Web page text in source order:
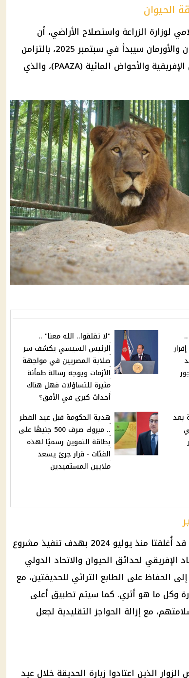
الحيوان
لوزارة الزراعة واستصلاح الأراضي، أن
التشغيل التجريبي لـحديقتي الحيوان والأورمان سيبدأ في سبتمبر 2025، بالتزامن
مع استضافة مؤتمر حدائق الحيوان الإفريقية والأحواض المائية (PAAZA)، والذي
"لا تقلقوا.. الله معنا" ..
الرئيس السيسي يكشف سر
صلابة المصريين في مواجهة
الأزمات ويوجه رسالة طمأنة
مثيرة للتساؤلات فهل هناك
أحداث كبرى في الأفق؟
بعد
هدية الحكومة قبل عيد الفطر
.. مبروك صرف 500 جنيهًا على
بطاقة التموين رسميًا لهذه
الفئات - قرار جرئ يسعد
ملايين المستفيدين
يُذكر أن حديقتي الحيوان والأورمان قد أُغلقتا منذ يوليو 2024 بهدف تنفيذ مشروع
لحدائق الحيوان والاتحاد الدولي
الحفاظ على الطابع التراثي للحديقتين، مع
وكل ما هو أثري. كما سيتم تطبيق أعلى
مع إزالة الحواجز التقليدية لجعل
الذين اعتادوا زيارة الحديقة خلال عيد